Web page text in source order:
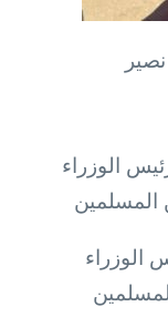
الوزراء